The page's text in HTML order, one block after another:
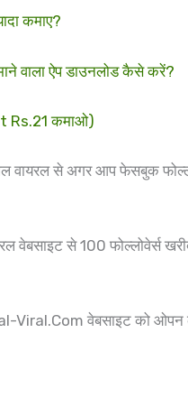
कमाए?
वाला ऐप डाउनलोड कैसे करें?
Rs.21 कमाओ)
वायरल से अगर आप फेसबुक
से 100 फोल्लोवेर्स
Viral.Com वेबसाइट को ओपन